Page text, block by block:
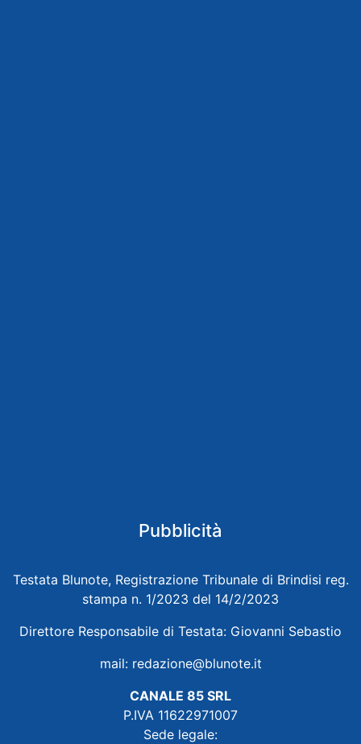
Pubblicità
Testata Blunote, Registrazione Tribunale di Brindisi reg.
stampa n. 1/2023 del 14/2/2023
Direttore Responsabile di Testata: Giovanni Sebastio
mail: redazione@blunote.it
CANALE 85 SRL
P.IVA 11622971007
Sede legale: